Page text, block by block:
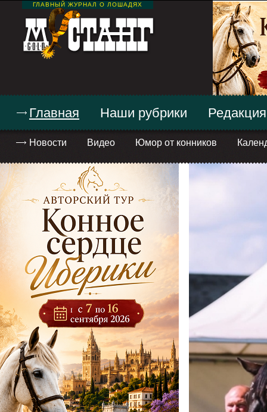
ГЛАВНЫЙ ЖУРНАЛ О ЛОШАДЯХ
Главная
Новости Видео Юмор от конников
Наши рубрики Редакция